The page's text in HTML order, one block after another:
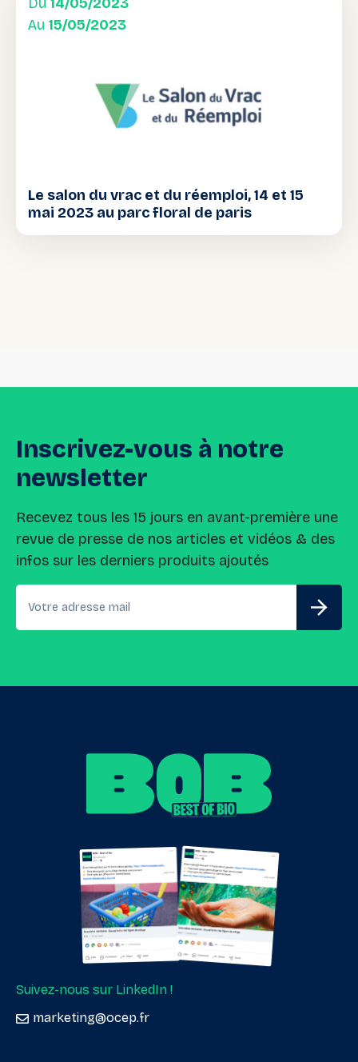
Au 15/05/2023
Le salon du vrac et du réemploi, 14 et 15
mai 2023 au parc floral de paris
Inscrivez-vous à notre
newsletter
Recevez tous les 15 jours en avant-première une
revue de presse de nos articles et vidéos & des
infos sur les derniers produits ajoutés
Suivez-nous sur LinkedIn !
marketing@ocep.fr